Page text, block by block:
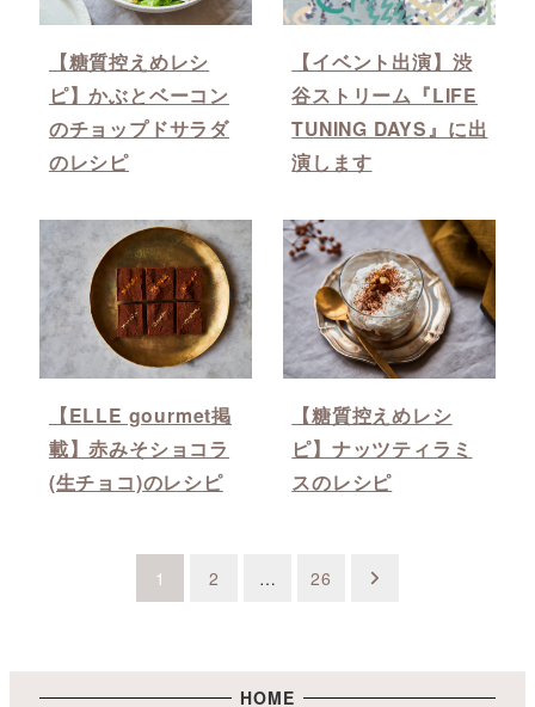
【糖質控えめレシ
ピ】かぶとベーコン
のチョップドサラダ
のレシピ
【イベント出演】渋
谷ストリーム『LIFE
TUNING DAYS』に出
演します
【ELLE gourmet掲
載】赤みそショコラ
(生チョコ)のレシピ
【糖質控えめレシ
ピ】ナッツティラミ
スのレシピ
1 2 … 26
HOME